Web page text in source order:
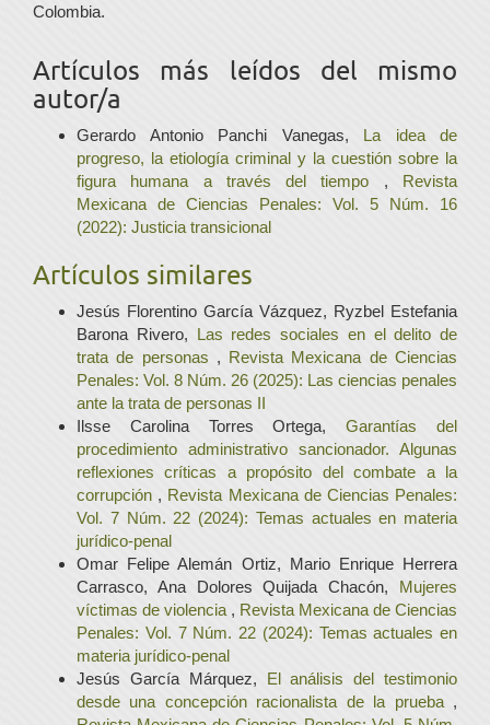
Colombia.
Artículos más leídos del mismo
autor/a
Gerardo Antonio Panchi Vanegas, La idea de
progreso, la etiología criminal y la cuestión sobre la
figura humana a través del tiempo , Revista
Mexicana de Ciencias Penales: Vol. 5 Núm. 16
(2022): Justicia transicional
Artículos similares
Jesús Florentino García Vázquez, Ryzbel Estefania
Barona Rivero, Las redes sociales en el delito de
trata de personas , Revista Mexicana de Ciencias
Penales: Vol. 8 Núm. 26 (2025): Las ciencias penales
ante la trata de personas II
Ilsse Carolina Torres Ortega,Garantías del
procedimiento administrativo sancionador. Algunas
reflexiones críticas a propósito del combate a la
corrupción , Revista Mexicana de Ciencias Penales:
Vol. 7 Núm. 22 (2024): Temas actuales en materia
jurídico-penal
Omar Felipe Alemán Ortiz, Mario Enrique Herrera
Carrasco, Ana Dolores Quijada Chacón, Mujeres
víctimas de violencia , Revista Mexicana de Ciencias
Penales: Vol. 7 Núm. 22 (2024): Temas actuales en
materia jurídico-penal
Jesús García Márquez, El análisis del testimonio
desde una concepción racionalista de la prueba ,